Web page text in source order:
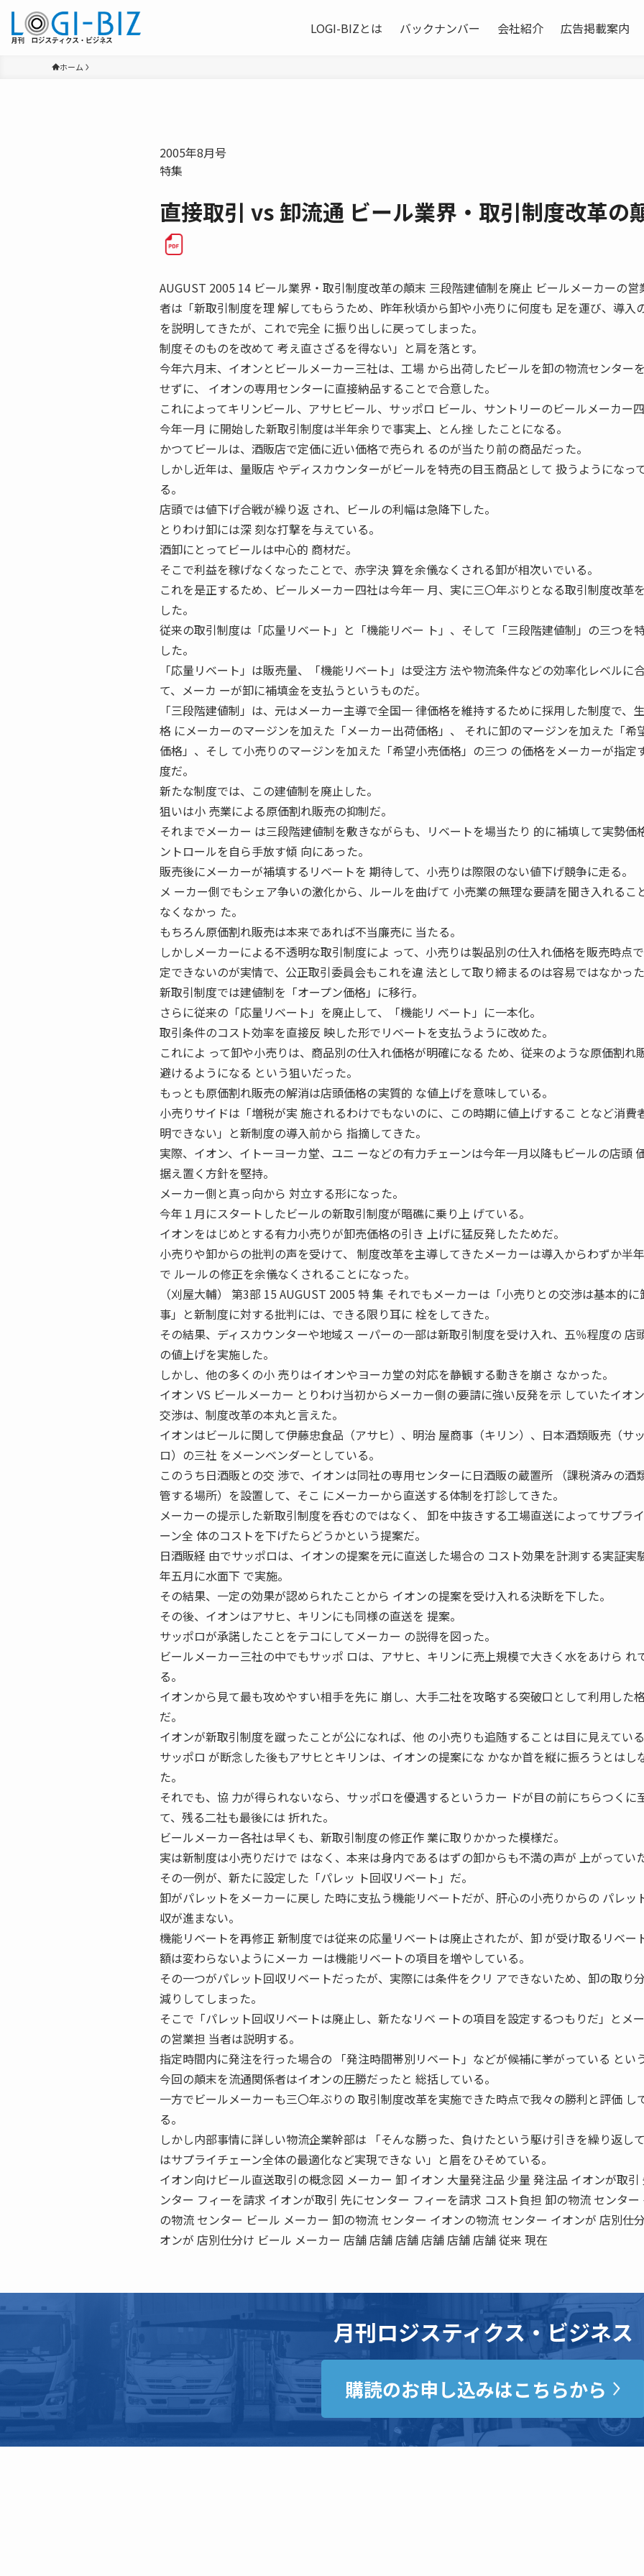
LOGI-BIZとは バックナンバー 会社紹介 広告掲載案内
ホーム
2005年8月号
特集
直接取引 vs 卸流通 ビール業界・取引制度改革の
AUGUST 2005 14 ビール業界・取引制度改革の顛末 三段階建値制を廃止 ビールメーカーの営
者は「新取引制度を理 解してもらうため、昨年秋頃から卸や小売りに何度も 足を運び、導入
を説明してきたが、これで完全 に振り出しに戻ってしまった。
制度そのものを改めて 考え直さざるを得ない」と肩を落とす。
今年六月末、イオンとビールメーカー三社は、工場 から出荷したビールを卸の物流センター
せずに、 イオンの専用センターに直接納品することで合意した。
これによってキリンビール、アサヒビール、サッポロ ビール、サントリーのビールメーカー
今年一月 に開始した新取引制度は半年余りで事実上、とん挫 したことになる。
かつてビールは、酒販店で定価に近い価格で売られ るのが当たり前の商品だった。
しかし近年は、量販店 やディスカウンターがビールを特売の目玉商品として 扱うようになっ
る。
店頭では値下げ合戦が繰り返 され、ビールの利幅は急降下した。
とりわけ卸には深 刻な打撃を与えている。
酒卸にとってビールは中心的 商材だ。
そこで利益を稼げなくなったことで、赤字決 算を余儀なくされる卸が相次いでいる。
これを是正するため、ビールメーカー四社は今年一 月、実に三〇年ぶりとなる取引制度改革
した。
従来の取引制度は「応量リベート」と「機能リベー ト」、そして「三段階建値制」の三つを
した。
「応量リベート」は販売量、「機能リベート」は受注方 法や物流条件などの効率化レベルに
て、メーカ ーが卸に補填金を支払うというものだ。
「三段階建値制」は、元はメーカー主導で全国一 律価格を維持するために採用した制度で、
格 にメーカーのマージンを加えた「メーカー出荷価格」、 それに卸のマージンを加えた「希
価格」、そし て小売りのマージンを加えた「希望小売価格」の三つ の価格をメーカーが指定
度だ。
新たな制度では、この建値制を廃止した。
狙いは小 売業による原価割れ販売の抑制だ。
それまでメーカー は三段階建値制を敷きながらも、リベートを場当たり 的に補填して実勢価
ントロールを自ら手放す傾 向にあった。
販売後にメーカーが補填するリベートを 期待して、小売りは際限のない値下げ競争に走る。
メ ーカー側でもシェア争いの激化から、ルールを曲げて 小売業の無理な要請を聞き入れるこ
なくなかっ た。
もちろん原価割れ販売は本来であれば不当廉売に 当たる。
しかしメーカーによる不透明な取引制度によ って、小売りは製品別の仕入れ価格を販売時点
定できないのが実情で、公正取引委員会もこれを違 法として取り締まるのは容易ではなかった
新取引制度では建値制を「オープン価格」に移行。
さらに従来の「応量リベート」を廃止して、「機能リ ベート」に一本化。
取引条件のコスト効率を直接反 映した形でリベートを支払うように改めた。
これによ って卸や小売りは、商品別の仕入れ価格が明確になる ため、従来のような原価割れ
避けるようになる という狙いだった。
もっとも原価割れ販売の解消は店頭価格の実質的 な値上げを意味している。
小売りサイドは「増税が実 施されるわけでもないのに、この時期に値上げするこ となど消費
明できない」と新制度の導入前から 指摘してきた。
実際、イオン、イトーヨーカ堂、ユニ ーなどの有力チェーンは今年一月以降もビールの店頭
据え置く方針を堅持。
メーカー側と真っ向から 対立する形になった。
今年１月にスタートしたビールの新取引制度が暗礁に乗り上 げている。
イオンをはじめとする有力小売りが卸売価格の引き 上げに猛反発したためだ。
小売りや卸からの批判の声を受けて、 制度改革を主導してきたメーカーは導入からわずか半
で ルールの修正を余儀なくされることになった。
（刈屋大輔） 第3部 15 AUGUST 2005 特 集 それでもメーカーは「小売りとの交渉は基本的に
事」と新制度に対する批判には、できる限り耳に 栓をしてきた。
その結果、ディスカウンターや地域ス ーパーの一部は新取引制度を受け入れ、五％程度の 店
の値上げを実施した。
しかし、他の多くの小 売りはイオンやヨーカ堂の対応を静観する動きを崩さ なかった。
イオン VS ビールメーカー とりわけ当初からメーカー側の要請に強い反発を示 していたイオ
交渉は、制度改革の本丸と言えた。
イオンはビールに関して伊藤忠食品（アサヒ）、明治 屋商事（キリン）、日本酒類販売（サ
ロ）の三社 をメーンベンダーとしている。
このうち日酒販との交 渉で、イオンは同社の専用センターに日酒販の蔵置所 （課税済みの酒
管する場所）を設置して、そこ にメーカーから直送する体制を打診してきた。
メーカーの提示した新取引制度を呑むのではなく、 卸を中抜きする工場直送によってサプラ
ーン全 体のコストを下げたらどうかという提案だ。
日酒販経 由でサッポロは、イオンの提案を元に直送した場合の コスト効果を計測する実証実
年五月に水面下 で実施。
その結果、一定の効果が認められたことから イオンの提案を受け入れる決断を下した。
その後、イオンはアサヒ、キリンにも同様の直送を 提案。
サッポロが承諾したことをテコにしてメーカー の説得を図った。
ビールメーカー三社の中でもサッポ ロは、アサヒ、キリンに売上規模で大きく水をあけら れ
る。
イオンから見て最も攻めやすい相手を先に 崩し、大手二社を攻略する突破口として利用した
だ。
イオンが新取引制度を蹴ったことが公になれば、他 の小売りも追随することは目に見えている
サッポロ が断念した後もアサヒとキリンは、イオンの提案にな かなか首を縦に振ろうとはし
た。
それでも、協 力が得られないなら、サッポロを優遇するというカー ドが目の前にちらつくに
て、残る二社も最後には 折れた。
ビールメーカー各社は早くも、新取引制度の修正作 業に取りかかった模様だ。
実は新制度は小売りだけで はなく、本来は身内であるはずの卸からも不満の声が 上がっていた
その一例が、新たに設定した「パレッ ト回収リベート」だ。
卸がパレットをメーカーに戻し た時に支払う機能リベートだが、肝心の小売りからの パレッ
収が進まない。
機能リベートを再修正 新制度では従来の応量リベートは廃止されたが、卸 が受け取るリベー
額は変わらないようにメーカ ーは機能リベートの項目を増やしている。
その一つがパレット回収リベートだったが、実際には条件をクリ アできないため、卸の取り
減りしてしまった。
そこで「パレット回収リベートは廃止し、新たなリベ ートの項目を設定するつもりだ」とメ
の営業担 当者は説明する。
指定時間内に発注を行った場合の 「発注時間帯別リベート」などが候補に挙がっている という
今回の顛末を流通関係者はイオンの圧勝だったと 総括している。
一方でビールメーカーも三〇年ぶりの 取引制度改革を実施できた時点で我々の勝利と評価 し
る。
しかし内部事情に詳しい物流企業幹部は 「そんな勝った、負けたという駆け引きを繰り返し
はサプライチェーン全体の最適化など実現できな い」と眉をひそめている。
イオン向けビール直送取引の概念図 メーカー 卸 イオン 大量発注品 少量 発注品 イオンが取引
ンター フィーを請求 イオンが取引 先にセンター フィーを請求 コスト負担 卸の物流 センター
の物流 センター ビール メーカー 卸の物流 センター イオンの物流 センター イオンが 店別仕
オンが 店別仕分け ビール メーカー 店舗 店舗 店舗 店舗 店舗 店舗 従来 現在
月刊ロジスティクス・ビジネス
購読のお申し込みはこちらから